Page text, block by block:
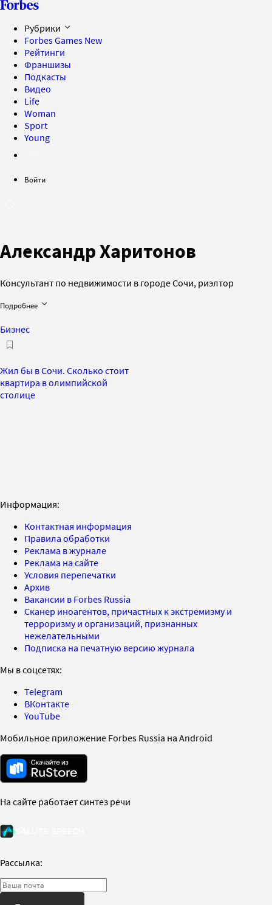
Рубрики
Forbes Games New
Рейтинги
Франшизы
Подкасты
Видео
Life
Woman
Sport
Young
Войти
Александр Харитонов
Консультант по недвижимости в городе Сочи, риэлтор
Подробнее
Бизнес
Жил бы в Сочи. Сколько стоит
квартира в олимпийской
столице
Информация:
Контактная информация
Правила обработки
Реклама в журнале
Реклама на сайте
Условия перепечатки
Архив
Вакансии в Forbes Russia
Сканер иноагентов, причастных к экстремизму и
терроризму и организаций, признанных
нежелательными
Подписка на печатную версию журнала
Мы в соцсетях:
Telegram
ВКонтакте
YouTube
Мобильное приложение Forbes Russia на Android
На сайте работает синтез речи
Рассылка: